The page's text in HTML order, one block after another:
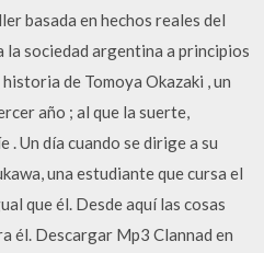
basada en hechos reales del
la sociedad argentina a principios
de Tomoya Okazaki , un
año ; al que la suerte,
. Un día cuando se dirige a su
una estudiante que cursa el
que él. Desde aquí las cosas
él. Descargar Mp3 Clannad en